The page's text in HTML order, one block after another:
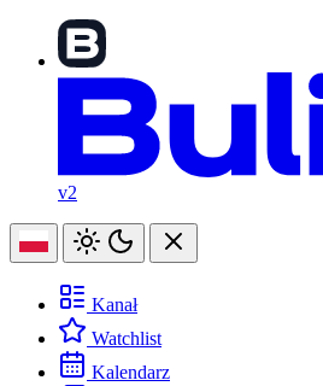
v2
Kanał
Watchlist
Kalendarz